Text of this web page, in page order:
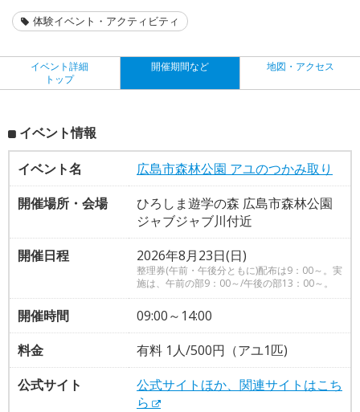
体験イベント・アクティビティ
イベント詳細
トップ
開催期間など 地図・アクセス
イベント情報
イベント名
広島市森林公園 アユのつかみ取り
開催場所・会場
ひろしま遊学の森 広島市森林公園
ジャブジャブ川付近
開催日程
2026年8月23日(日)
整理券(午前・午後分ともに)配布は9：00～。実
施は、午前の部9：00～/午後の部13：00～。
開催時間
09:00～14:00
料金
有料 1人/500円（アユ1匹)
公式サイト
公式サイトほか、関連サイトはこち
ら